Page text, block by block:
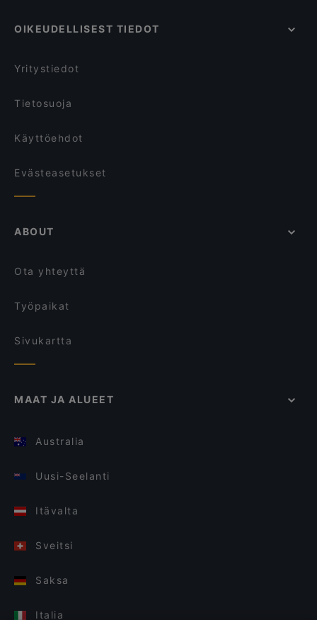
OIKEUDELLISEST TIEDOT
Yritystiedot
Tietosuoja
Käyttöehdot
Evästeasetukset
ABOUT
Ota yhteyttä
Työpaikat
Sivukartta
MAAT JA ALUEET
Australia
Uusi-Seelanti
Itävalta
Sveitsi
Saksa
Italia